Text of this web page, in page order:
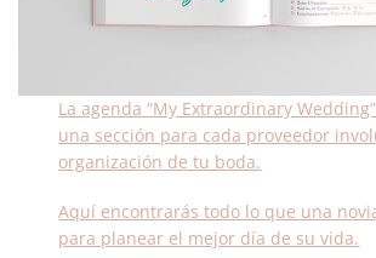
La agenda “My Extraordinary
una sección para cada proveedor
organización de tu boda.
Aquí encontrarás todo lo que una
para planear el mejor día de su vida.